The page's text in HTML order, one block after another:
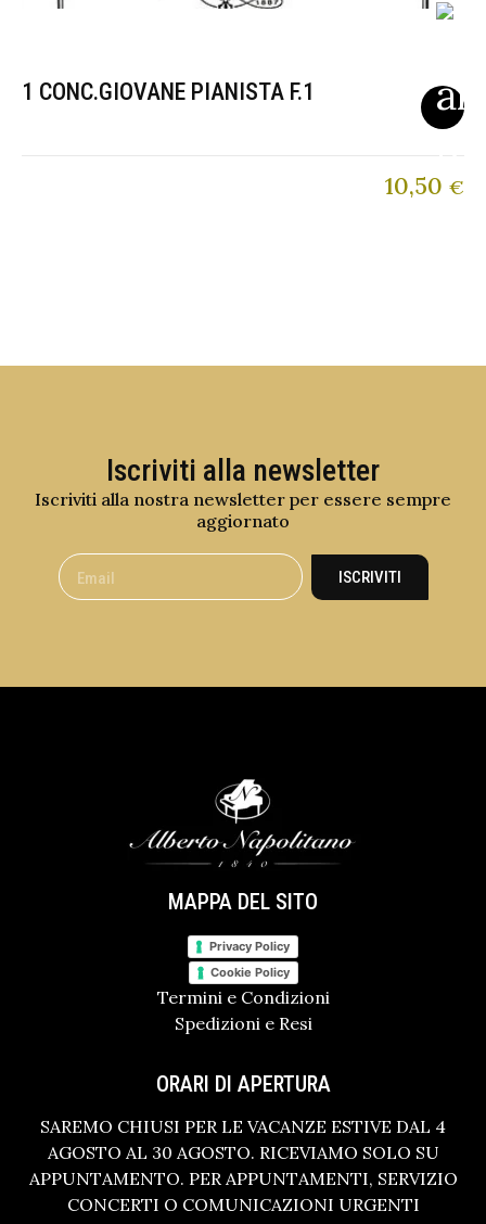
1 CONC.GIOVANE PIANISTA F.1
10,50 €
Iscriviti alla newsletter
Iscriviti alla nostra newsletter per essere sempre
aggiornato
ISCRIVITI
MAPPA DEL SITO
Privacy Policy
Cookie Policy
Termini e Condizioni
Spedizioni e Resi
ORARI DI APERTURA
SAREMO CHIUSI PER LE VACANZE ESTIVE DAL 4
AGOSTO AL 30 AGOSTO. RICEVIAMO SOLO SU
APPUNTAMENTO. PER APPUNTAMENTI, SERVIZIO
CONCERTI O COMUNICAZIONI URGENTI